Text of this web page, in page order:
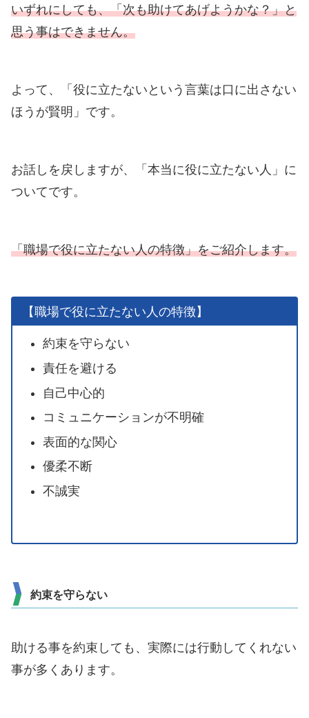
いずれにしても、「次も助けてあげようかな？」と
思う事はできません。
よって、「役に立たないという言葉は口に出さない
ほうが賢明」です。
お話しを戻しますが、「本当に役に立たない人」に
ついてです。
「職場で役に立たない人の特徴」をご紹介します。
【職場で役に立たない人の特徴】
約束を守らない
責任を避ける
自己中心的
コミュニケーションが不明確
表面的な関心
優柔不断
不誠実
約束を守らない
助ける事を約束しても、実際には行動してくれない
事が多くあります。